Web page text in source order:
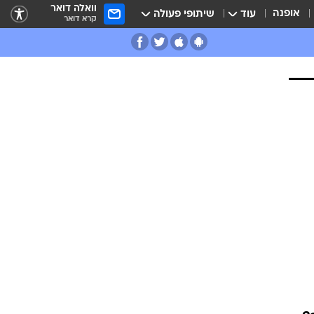
אופנה עוד שיתופי פעולה וואלה דואר
קרא דואר